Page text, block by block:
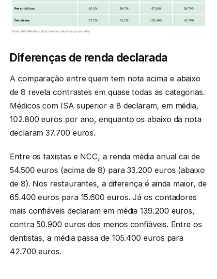
Diferenças de renda declarada
A comparação entre quem tem nota acima e abaixo
de 8 revela contrastes em quase todas as categorias.
Médicos com ISA superior a 8 declaram, em média,
102.800 euros por ano, enquanto os abaixo da nota
declaram 37.700 euros.
Entre os taxistas e NCC, a renda média anual cai de
54.500 euros (acima de 8) para 33.200 euros (abaixo
de 8). Nos restaurantes, a diferença é ainda maior, de
65.400 euros para 15.600 euros. Já os contadores
mais confiáveis declaram em média 139.200 euros,
contra 50.900 euros dos menos confiáveis. Entre os
dentistas, a média passa de 105.400 euros para
42.700 euros.